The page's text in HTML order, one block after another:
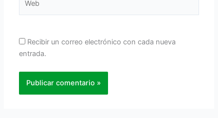
Recibir un correo electrónico con cada nueva
entrada.